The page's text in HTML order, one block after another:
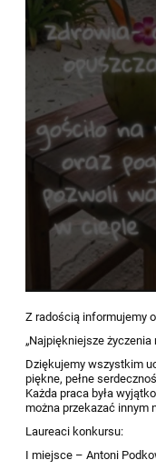
Z radością informujemy
„Najpiękniejsze życzenia
Dziękujemy wszystkim
piękne, pełne
Każda praca była
można przekazać innym
Laureaci konkursu:
I miejsce – Antoni